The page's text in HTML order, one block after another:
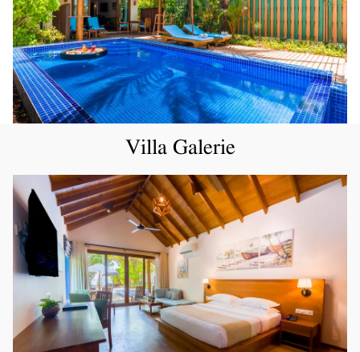
Villa Galerie